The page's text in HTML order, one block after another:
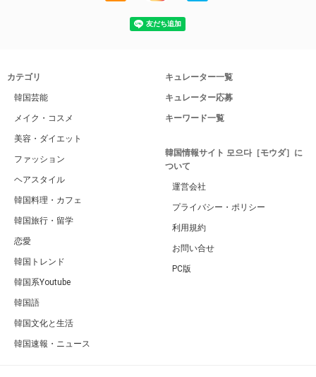
カテゴリ
韓国芸能
メイク・コスメ
美容・ダイエット
ファッション
ヘアスタイル
韓国料理・カフェ
韓国旅行・留学
恋愛
韓国トレンド
韓国系Youtube
韓国語
韓国文化と生活
韓国速報・ニュース
キュレーター一覧
キュレーター応募
キーワード一覧
韓国情報サイト 모으다［モウダ］に
ついて
運営会社
プライバシー・ポリシー
利用規約
お問い合せ
PC版